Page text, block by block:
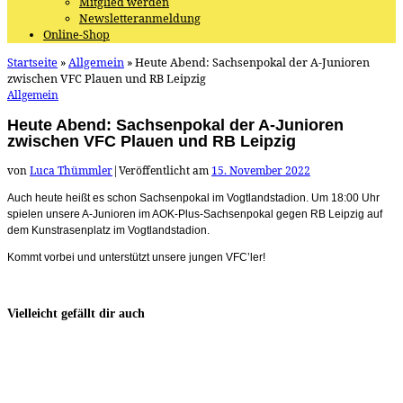
Newsletteranmeldung
Online-Shop
Startseite »Allgemein »Heute Abend: Sachsenpokal der A-Junioren
zwischen VFC Plauen und RB Leipzig
Allgemein
Heute Abend: Sachsenpokal der A-Junioren
zwischen VFC Plauen und RB Leipzig
vonLuca Thümmler|Veröffentlicht am 15. November 2022
Auch heute heißt es schon Sachsenpokal im Vogtlandstadion. Um 18:00 Uhr
spielen unsere A-Junioren im AOK-Plus-Sachsenpokal gegen RB Leipzig auf
dem Kunstrasenplatz im Vogtlandstadion.
Kommt vorbei und unterstützt unsere jungen VFC’ler!
Vielleicht gefällt dir auch